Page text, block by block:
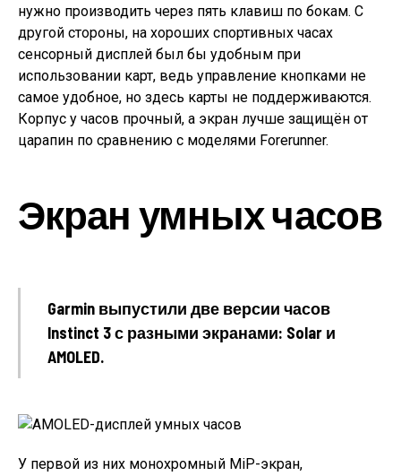
нужно производить через пять клавиш по бокам. С
другой стороны, на хороших спортивных часах
сенсорный дисплей был бы удобным при
использовании карт, ведь управление кнопками не
самое удобное, но здесь карты не поддерживаются.
Корпус у часов прочный, а экран лучше защищён от
царапин по сравнению с моделями Forerunner.
Экран умных часов
Garmin выпустили две версии часов
Instinct 3 с разными экранами: Solar и
AMOLED.
У первой из них монохромный MiP-экран,